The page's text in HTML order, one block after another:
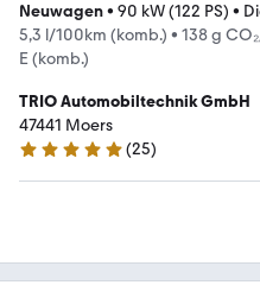
Neuwagen• 90 kW (122 PS) •
5,3 l/100km (komb.) • 138 g
E (komb.)
TRIO Automobiltechnik GmbH
47441 Moers
4.9 Sterne
(25)